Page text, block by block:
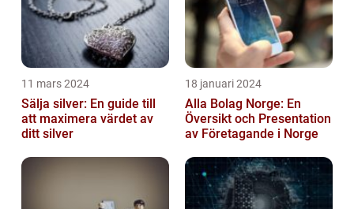
11 mars 2024
Sälja silver: En guide till
att maximera värdet av
ditt silver
18 januari 2024
Alla Bolag Norge: En
Översikt och Presentation
av Företagande i Norge